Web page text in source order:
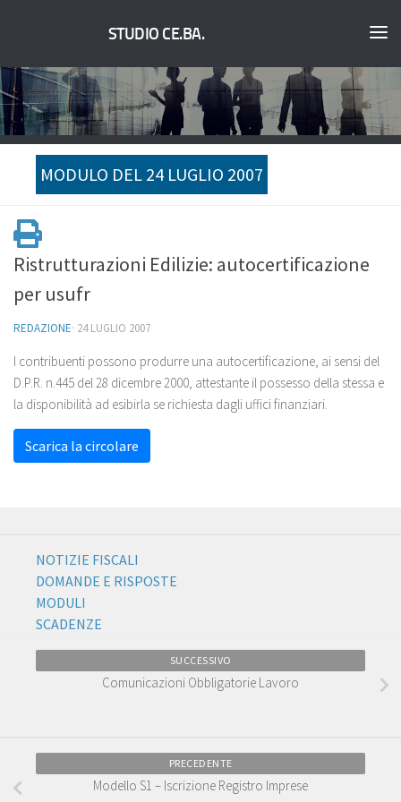
STUDIO CE.BA.
MODULO DEL 24 LUGLIO 2007
Ristrutturazioni Edilizie: autocertificazione
per usufr
REDAZIONE· 24 LUGLIO 2007
I contribuenti possono produrre una autocertificazione, ai sensi del
D.P.R. n.445 del 28 dicembre 2000, attestante il possesso della stessa e
la disponibilità ad esibirla se richiesta dagli uffici finanziari.
Scarica la circolare
NOTIZIE FISCALI
DOMANDE E RISPOSTE
MODULI
SCADENZE
SUCCESSIVO
Comunicazioni Obbligatorie Lavoro
PRECEDENTE
Modello S1 – Iscrizione Registro Imprese